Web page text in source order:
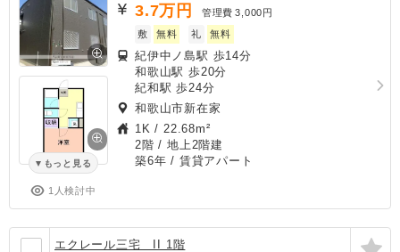
もっと見る
1人検討中
3.7万円 管理費 3,000円
敷
無料 礼 無料
紀伊中ノ島駅 歩14分
和歌山駅 歩20分
紀和駅 歩24分
和歌山市新在家
1K / 22.68m²
2階 / 地上2階建
築6年 / 賃貸アパート
エクレール三宅 II 1階